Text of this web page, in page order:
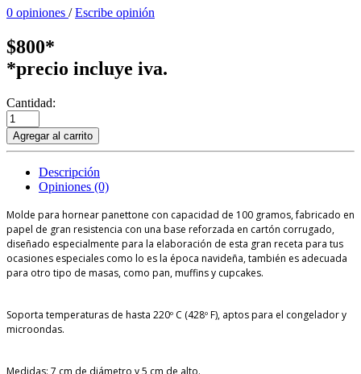
0 opiniones /Escribe opinión
$800*
*precio incluye iva.
Cantidad:
Agregar al carrito
Descripción
Opiniones (0)
Molde para hornear panettone con capacidad de 100 gramos, fabricado en
papel de gran resistencia con una base reforzada en cartón corrugado,
diseñado especialmente para la elaboración de esta gran receta para tus
ocasiones especiales como lo es la época navideña, también es adecuada
para otro tipo de masas, como pan, muffins y cupcakes.
Soporta temperaturas de hasta 220º C (428º F), aptos para el congelador y
microondas.
Medidas: 7 cm de diámetro y 5 cm de alto.